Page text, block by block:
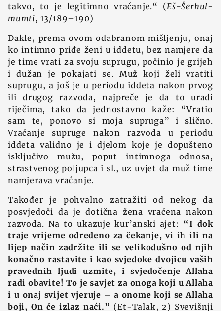
takvo, to je legitimno vraćanje.“ (Eš-Šerhul-
mumti, 13/189–190)
Dakle, prema ovom odabranom mišljenju, onaj
ko intimno priđe ženi u iddetu, bez namjere da
je time vrati za svoju suprugu, počinio je grijeh
i dužan je pokajati se. Muž koji želi vratiti
suprugu, a još je u periodu iddeta nakon prvog
ili drugog razvoda, najpreče je da to uradi
riječima, tako da jednostavno kaže: “Vratio
sam te, ponovo si moja supruga” i slično.
Vraćanje supruge nakon razvoda u periodu
iddeta validno je i djelom koje je dopušteno
isključivo mužu, poput intimnoga odnosa,
strastvenog poljupca i sl., uz uvjet da muž time
namjerava vraćanje.
Također je pohvalno zatražiti od nekog da
posvjedoči da je dotična žena vraćena nakon
razvoda. Na to ukazuje kur’anski ajet: “I dok
traje vrijeme određeno za čekanje, vi ih ili na
lijep način zadržite ili se velikodušno od njih
konačno rastavite i kao svjedoke dvojicu vaših
pravednih ljudi uzmite, i svjedočenje Allaha
radi obavite! To je savjet za onoga koji u Allaha
i u onaj svijet vjeruje – a onome koji se Allaha
boji, On će izlaz naći.” (Et-Talak, 2) Svevišnji